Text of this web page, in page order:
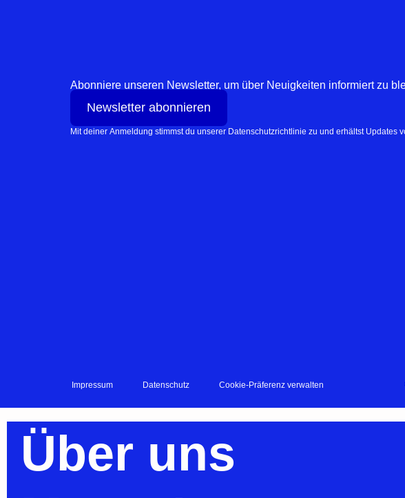
Abonniere unseren Newsletter, um über Neuigkeiten informiert zu
Newsletter abonnieren
Mit deiner Anmeldung stimmst du unserer Datenschutzrichtlinie zu und erhältst Updates
Impressum Datenschutz Cookie-Präferenz verwalten
Über uns